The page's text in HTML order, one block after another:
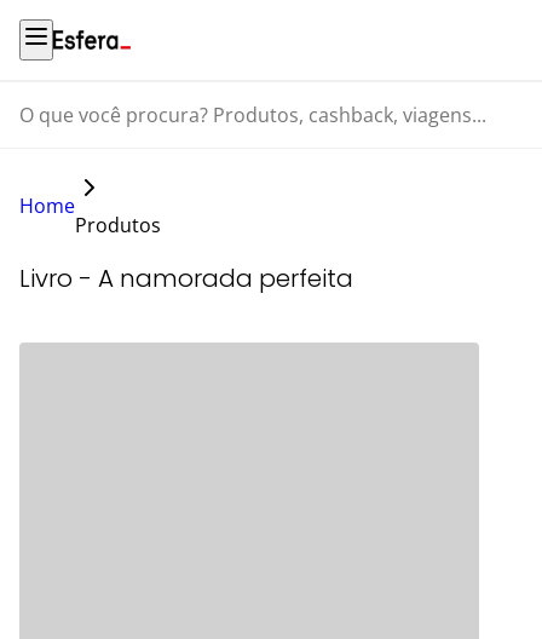
O que você procura? Produtos, cashback, viagens...
Home
Produtos
Livro - A namorada perfeita